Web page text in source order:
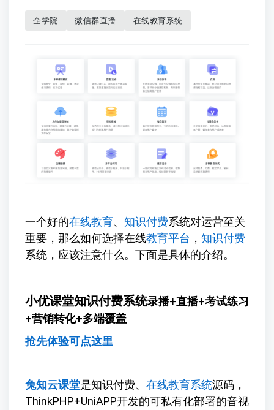
企学院 微信群直播 在线教育系统
一个好的在线教育、 知识付费系统对运营至关
重要，那么如何选择在线教育平台 ， 知识付费
系统，应该注意什么。下面是具体的介绍。
小优课堂知识付费系统录播+直播+考试练习
+营销转化+多端覆盖
抢先体验可点这里
兔知云课堂是知识付费、 在线教育系统源码，
ThinkPHP+UniAPP开发的可私有化部署的音视